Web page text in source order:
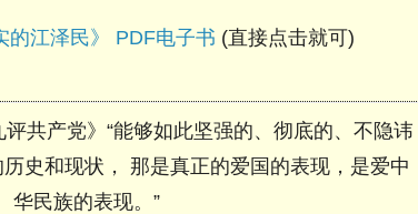
的江泽民》 PDF电子书 (直接点击就可)
评共产党》“能够如此坚强的、彻底的、不隐讳
史和现状， 那是真正的爱国的表现，是爱中
华民族的表现。”